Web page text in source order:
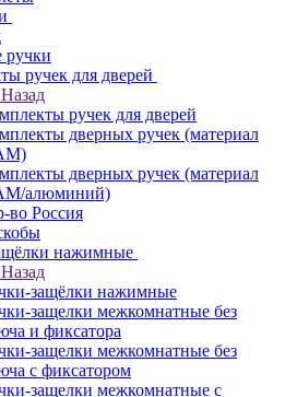
ручки
ручек для дверей
Назад
ручек для дверей
дверных ручек (материал
дверных ручек (материал
алюминий)
во Россия
нажимные
Назад
защёлки нажимные
защелки межкомнатные без
и фиксатора
защелки межкомнатные без
с фиксатором
защелки межкомнатные с